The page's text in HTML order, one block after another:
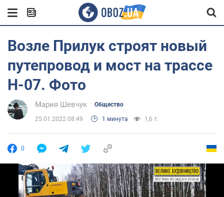
Возле Прилук строят новый
путепровод и мост на трассе
Н-07. Фото
Мария Шевчук Общество
25.01.2022 08:49 1 минута 1,6 т.
0